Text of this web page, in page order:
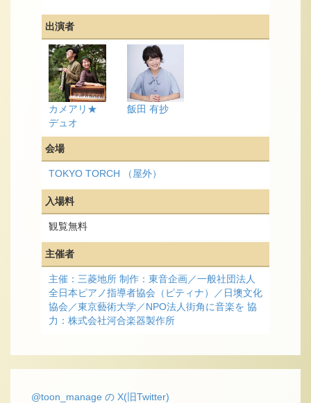
出演者
カメアリ★
デュオ
飯田 有抄
会場
TOKYO TORCH （屋外）
入場料
観覧無料
主催者
主催：三菱地所 制作：東音企画／一般社団法人
全日本ピアノ指導者協会（ピティナ）／日墺文化
協会／東京藝術大学／NPO法人街角に音楽を 協
力：株式会社河合楽器製作所
@toon_manage の X(旧Twitter)